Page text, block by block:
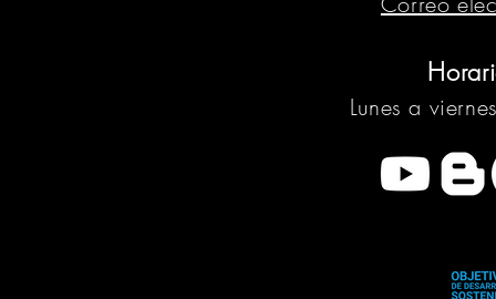
Lunes a